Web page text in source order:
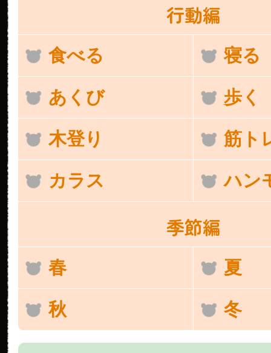
行動編
食べる 寝る
あくび 歩く
木登り 筋ト
カラス ハン
季節編
春 夏
秋 冬